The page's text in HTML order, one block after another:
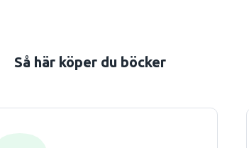
Så här köper du böcker